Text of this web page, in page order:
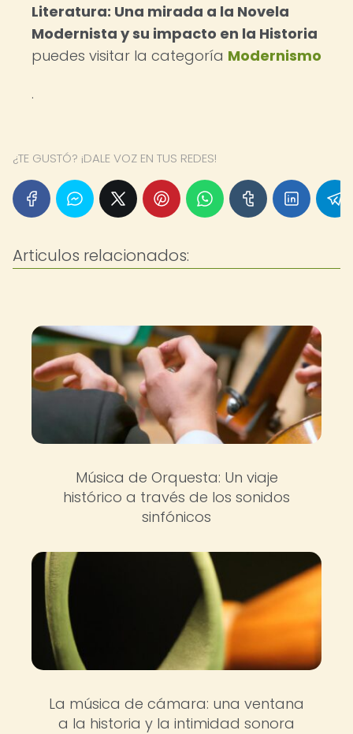
Literatura: Una mirada a la Novela
Modernista y su impacto en la Historia
puedes visitar la categoría Modernismo
.
¿TE GUSTÓ? ¡DALE VOZ EN TUS REDES!
Articulos relacionados:
Música de Orquesta: Un viaje
histórico a través de los sonidos
sinfónicos
La música de cámara: una ventana
a la historia y la intimidad sonora